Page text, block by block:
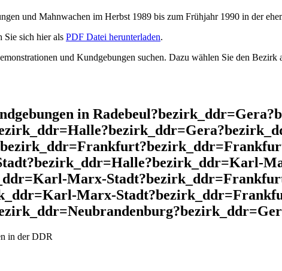
und Mahnwachen im Herbst 1989 bis zum Frühjahr 1990 in der
Sie sich hier als PDF Datei herunterladen.
und Kundgebungen suchen. Dazu wählen Sie den
in
Marx-
Marx-